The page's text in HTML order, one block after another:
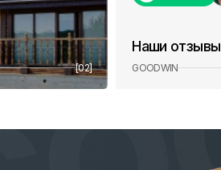
[02]
Наши отзывы
GOODWIN